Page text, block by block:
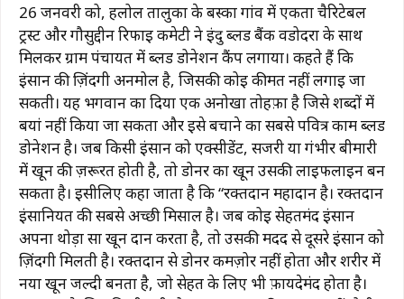
26 जनवरी को, हलोल तालुका के बस्का गांव में एकता चैरिटेबल
ट्रस्ट और गौसुद्दीन रिफाई कमेटी ने इंदु ब्लड बैंक वडोदरा के साथ
मिलकर ग्राम पंचायत में ब्लड डोनेशन कैंप लगाया। कहते हैं कि
इंसान की ज़िंदगी अनमोल है, जिसकी कोई कीमत नहीं लगाई जा
सकती। यह भगवान का दिया एक अनोखा तोहफ़ा है जिसे शब्दों में
बयां नहीं किया जा सकता और इसे बचाने का सबसे पवित्र काम ब्लड
डोनेशन है। जब किसी इंसान को एक्सीडेंट, सर्जरी या गंभीर बीमारी
में खून की ज़रूरत होती है, तो डोनर का खून उसकी लाइफलाइन बन
सकता है। इसीलिए कहा जाता है कि “रक्तदान महादान है। रक्तदान
इंसानियत की सबसे अच्छी मिसाल है। जब कोई सेहतमंद इंसान
अपना थोड़ा सा खून दान करता है, तो उसकी मदद से दूसरे इंसान को
ज़िंदगी मिलती है। रक्तदान से डोनर कमज़ोर नहीं होता और शरीर में
नया खून जल्दी बनता है, जो सेहत के लिए भी फ़ायदेमंद होता है।